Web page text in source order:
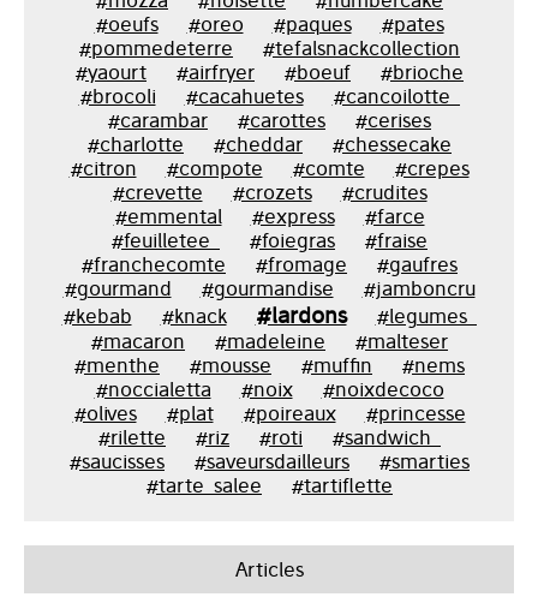
#oeufs
#oreo #paques
#pates
#pommedeterre
#tefalsnackcollection
#yaourt
#airfryer #boeuf
#brioche
#brocoli
#cacahuetes
#cancoilotte_
#carambar
#carottes
#cerises
#charlotte
#cheddar
#chessecake
#citron
#compote #comte
#crepes
#crevette
#crozets
#crudites
#emmental
#express
#farce
#feuilletee_
#foiegras
#fraise
#franchecomte
#fromage
#gaufres
#gourmand
#gourmandise
#jamboncru
#kebab
#knack #lardons
#legumes_
#macaron
#madeleine
#malteser
#menthe
#mousse #muffin
#nems
#noccialetta
#noix
#noixdecoco
#olives
#plat #poireaux
#princesse
#rilette
#riz #roti
#sandwich_
#saucisses
#saveursdailleurs
#smarties
#tarte_salee
#tartiflette
Articles